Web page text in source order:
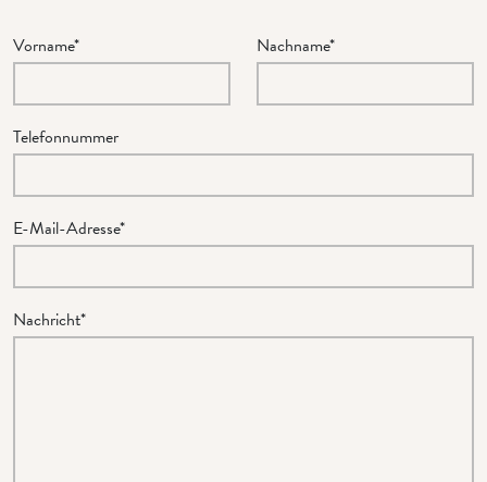
Vorname* Nachname*
Telefonnummer
E-Mail-Adresse*
Nachricht*